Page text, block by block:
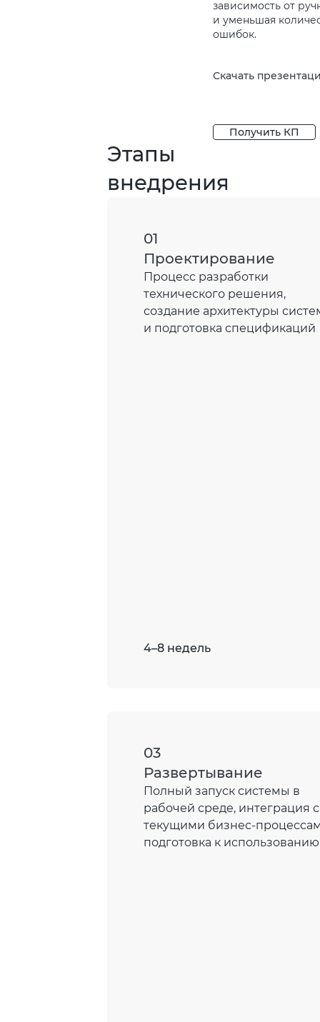
зависимость от
и уменьшая
ошибок.
Скачать
Получить КП
Этапы
внедрения
01
Проектирование
Процесс разработки
технического решения,
создание архитектуры
и подготовка спецификаций
4–8 недель
03
Развертывание
Полный запуск системы в
рабочей среде, интеграция с
текущими бизнес-
подготовка к использованию